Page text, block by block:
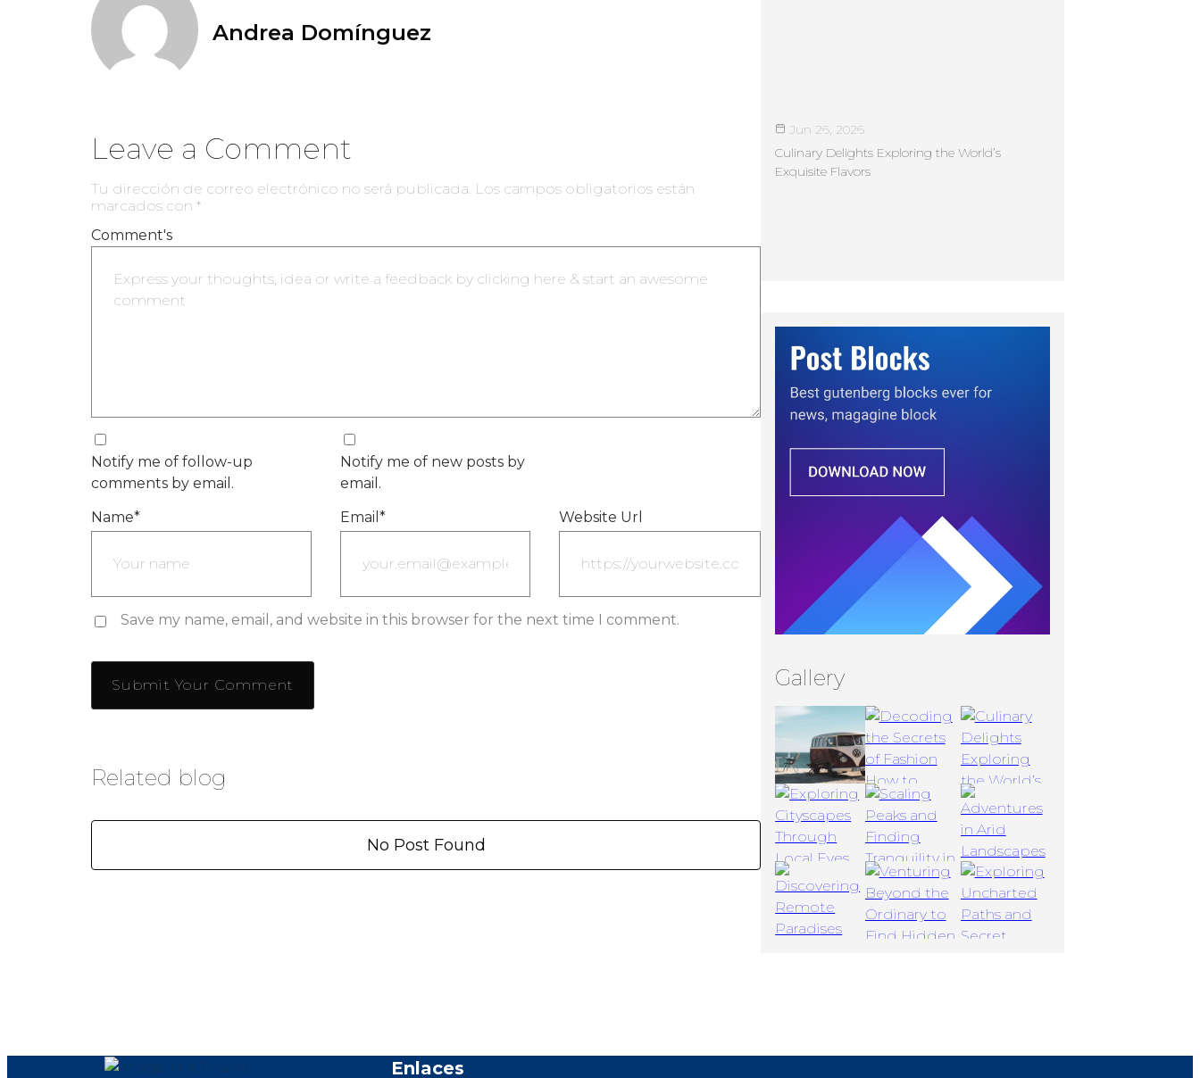
Andrea Domínguez
Leave a Comment
Tu dirección de correo electrónico no será publicada. Los campos obligatorios están
marcados con *
Comment's
Name* Email* Website Url
Save my name, email, and website in this browser for the next time I comment.
Notify me of follow-up
comments by email.
Notify me of new posts by
email.
Related blog
No Post Found
Jun 26, 2026
Culinary Delights Exploring the World’s
Exquisite Flavors
Gallery
Enlaces